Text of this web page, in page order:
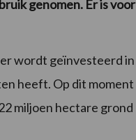
genomen. Er is voor
wordt geïnvesteerd in
heeft. Op dit moment
miljoen hectare grond